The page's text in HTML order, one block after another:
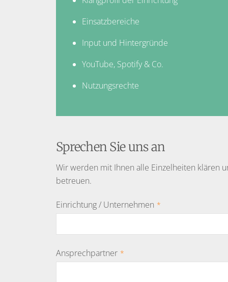
Einsatzbereiche
Input und Hintergründe
YouTube, Spotify & Co.
Nutzungsrechte
Sprechen Sie uns an
Wir werden mit Ihnen alle Einzelheiten klären
betreuen.
Einrichtung / Unternehmen *
Ansprechpartner *